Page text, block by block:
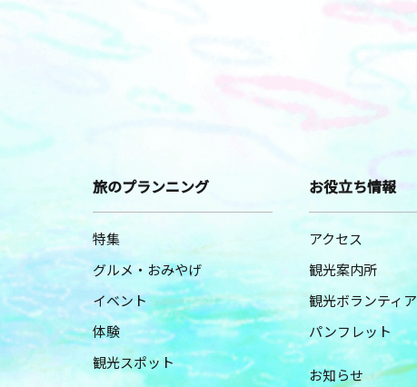
旅のプランニング
特集
グルメ・おみやげ
イベント
体験
観光スポット
お役立ち情報
アクセス
観光案内所
観光ボランティア
パンフレット
お知らせ